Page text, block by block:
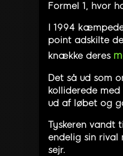
Formel 1, hvor
I 1994
point adskilte
knække deres
Det så ud som
kolliderede
ud af løbet og
Tyskeren vandt
endelig sin rival
sejr.